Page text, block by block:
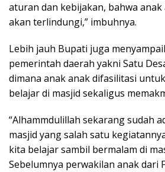
aturan dan kebijakan, bahwa
akan terlindungi,” imbuhnya.
Lebih jauh Bupati juga
pemerintah daerah yakni Satu
dimana anak anak difasilitasi
belajar di masjid sekaligus
“Alhammdulillah sekarang sudah
masjid yang salah satu
kita belajar sambil bermalam di
Sebelumnya perwakilan anak dari